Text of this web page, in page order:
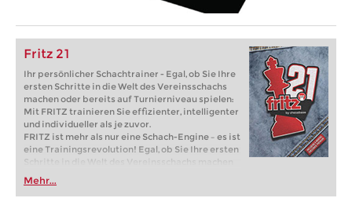
Fritz 21
Ihr persönlicher Schachtrainer - Egal, ob Sie Ihre
ersten Schritte in die Welt des Vereinsschachs
machen oder bereits auf Turnierniveau spielen:
Mit FRITZ trainieren Sie effizienter, intelligenter
und individueller als je zuvor.
FRITZ ist mehr als nur eine Schach-Engine – es ist
eine Trainingsrevolution! Egal, ob Sie Ihre ersten
Schritte in die Welt des Vereinsschachs machen
oder bereits auf Turnierniveau spielen: Mit
FRITZ trainieren Sie effizienter, intelligenter und
individueller als je zuvor.
Mehr...